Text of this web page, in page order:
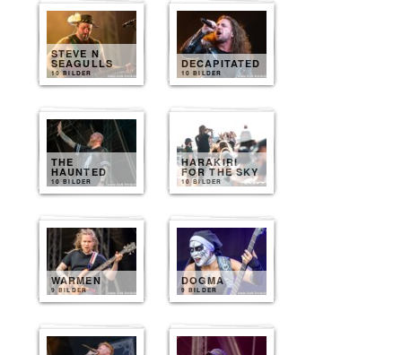
STEVE N
SEAGULLS
10 BILDER
DECAPITATED
10 BILDER
THE
HAUNTED
10 BILDER
HARAKIRI
FOR THE SKY
10 BILDER
WARMEN
9 BILDER
DOGMA
9 BILDER